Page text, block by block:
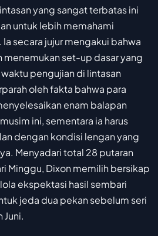
yang sangat terbatas ini
untuk lebih memahami
secara jujur mengakui bahwa
menemukan set-up dasar yang
pengujian di lintasan
oleh fakta bahwa para
enam balapan
ini, sementara ia harus
dengan kondisi lengan yang
Menyadari total 28 putaran
Minggu, Dixon memilih bersikap
ekspektasi hasil sembari
jeda dua pekan sebelum seri
Juni.